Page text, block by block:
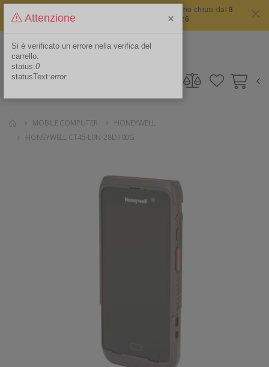
Il sito non chiude mai ma i nostri uffici saranno chiusi dal8
agosto 2026 al 16 agosto 2026
Area Riservata
MOBILE COMPUTER
HONEYWELL
HONEYWELL CT45-L0N-28D100G
Attenzione ×
Si è verificato un errore nella verifica del
carrello.
status:0
statusText:error